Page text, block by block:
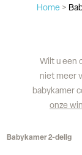
Home >
Wilt u een
niet meer
babykamer
onze
Babykamer 2-delig